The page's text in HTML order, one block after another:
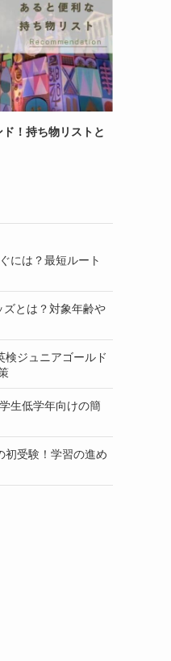
！持ち物リストと
には？最短ルート
とは？対象年齢や
検ジュニアゴールド
生低学年向けの簡
初受験！学習の進め